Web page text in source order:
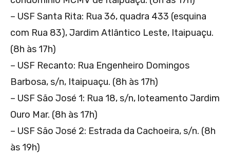
– USF Santa Rita: Rua 36, quadra 433 (esquina
com Rua 83), Jardim Atlântico Leste, Itaipuaçu.
(8h às 17h)
– USF Recanto: Rua Engenheiro Domingos
Barbosa, s/n, Itaipuaçu. (8h às 17h)
– USF São José 1: Rua 18, s/n, loteamento Jardim
Ouro Mar. (8h às 17h)
– USF São José 2: Estrada da Cachoeira, s/n. (8h
às 19h)